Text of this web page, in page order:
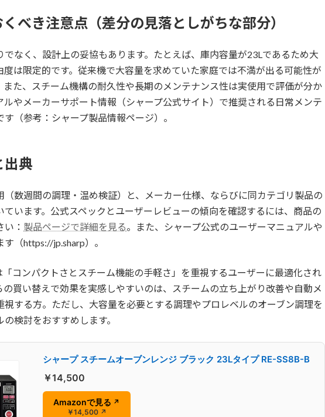
べき注意点（差分の見落としがちな部分）
なく、設計上の妥協もあります。たとえば、庫内容量が23Lであるため大
度は限定的です。従来機で大容量を求めていた家庭では不満が出る可能性が
た、スチーム機構の耐久性や長期のメンテナンス性は実使用で評価が分か
ルやメーカーサポート情報（シャープ公式サイト）で推奨される日常メンテ
（参考：シャープ製品情報ページ）。
出典
数週間の調理・温め検証）と、メーカー仕様、ならびに同カテゴリ製品の
います。公式スペックとユーザーレビューの傾向を確認するには、商品の
： 製品ページで詳細を見る。また、シャープ公式のユーザーマニュアルや
（https://jp.sharp）。
「コンパクトさとスチーム機能の手軽さ」を重視するユーザーに最適化され
の買い替えで効果を実感しやすいのは、スチームの立ち上がり改善や自動メ
視する方。ただし、大容量を必要とする調理やプロレベルのオーブン調理を
検討をおすすめします。
シャープ スチームオーブンレンジ ブラック 23Lタイプ RE-SS8B-B
￥14,500
Amazonで見る ↗
￥14,500 ↗